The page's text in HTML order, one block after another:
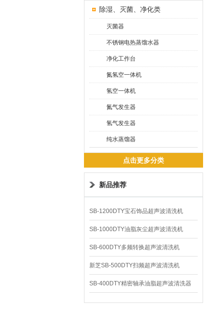
除湿、灭菌、净化类
灭菌器
不锈钢电热蒸馏水器
净化工作台
氮氢空一体机
氢空一体机
氮气发生器
氢气发生器
纯水蒸馏器
点击更多分类
新品推荐
SB-1200DTY宝石饰品超声波清洗机
SB-1000DTY油脂灰尘超声波清洗机
SB-600DTY多频转换超声波清洗机
新芝SB-500DTY扫频超声波清洗机
SB-400DTY精密轴承油脂超声波清洗器